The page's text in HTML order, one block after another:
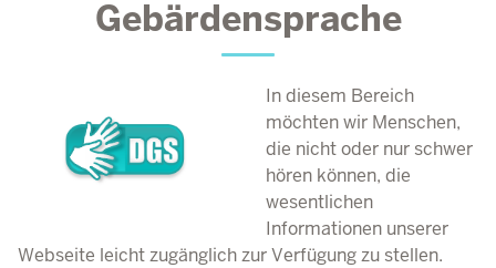
Gebärdensprache
In diesem Bereich
möchten wir Menschen,
die nicht oder nur schwer
hören können, die
wesentlichen
Informationen unserer
Webseite leicht zugänglich zur Verfügung zu stellen.